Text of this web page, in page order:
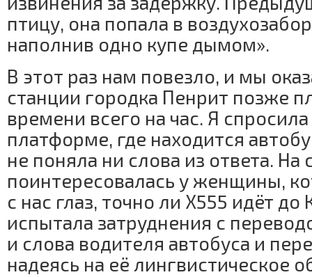
птицу, она попала в
наполнив одно купе дымом».
В этот раз нам повезло, и мы
станции городка Пенрит позже
времени всего на час. Я
платформе, где находится
не поняла ни слова из ответа. На
поинтересовалась у женщины,
с нас глаз, точно ли Х555 идёт до
испытала затруднения с
и слова водителя автобуса и
надеясь на её лингвистическое